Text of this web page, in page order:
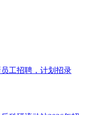
工招聘，计划招录